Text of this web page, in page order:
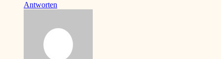
Antworten